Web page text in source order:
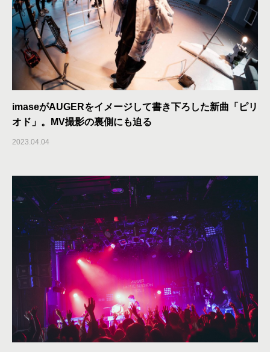
imaseがAUGERをイメージして書き下ろした新曲「ピリ
オド」。MV撮影の裏側にも迫る
2023.04.04